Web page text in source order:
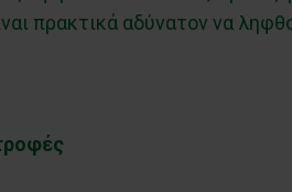
πρακτικά αδύνατον να